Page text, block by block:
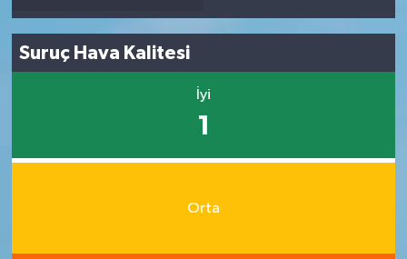
Suruç Hava Kalitesi
İyi
1
Orta